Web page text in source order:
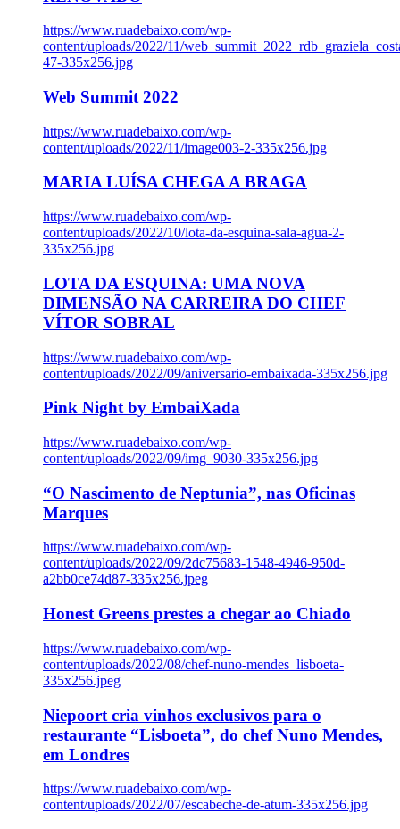
https://www.ruadebaixo.com/wp-
content/uploads/2022/11/
47-335x256.jpg
Web Summit 2022
https://www.ruadebaixo.com/wp-
content/uploads/2022/11/image003-2-335x256.jpg
MARIA LUÍSA CHEGA A BRAGA
https://www.ruadebaixo.com/wp-
content/uploads/2022/10/lota-da-esquina-sala-agua-2-
335x256.jpg
LOTA DA ESQUINA: UMA NOVA
DIMENSÃO NA CARREIRA DO CHEF
VÍTOR SOBRAL
https://www.ruadebaixo.com/wp-
content/uploads/2022/09/aniversario-embaixada-335x256.jpg
Pink Night by EmbaiXada
https://www.ruadebaixo.com/wp-
content/uploads/2022/09/img_9030-335x256.jpg
“O Nascimento de Neptunia”, nas Oficinas
Marques
https://www.ruadebaixo.com/wp-
content/uploads/2022/09/2dc75683-1548-4946-950d-
a2bb0ce74d87-335x256.jpeg
Honest Greens prestes a chegar ao Chiado
https://www.ruadebaixo.com/wp-
content/uploads/2022/08/chef-nuno-mendes_lisboeta-
335x256.jpeg
Niepoort cria vinhos exclusivos para o
restaurante “Lisboeta”, do chef Nuno Mendes,
em Londres
https://www.ruadebaixo.com/wp-
content/uploads/2022/07/escabeche-de-atum-335x256.jpg